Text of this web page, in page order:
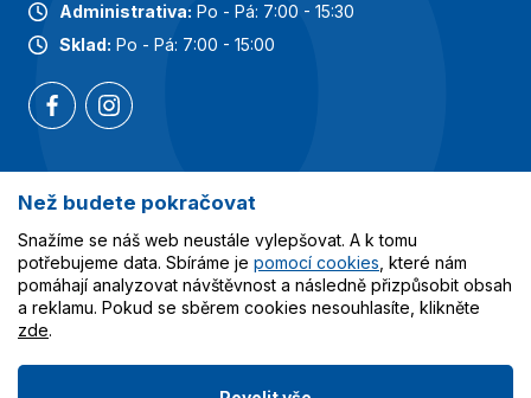
Administrativa: Po - Pá: 7:00 - 15:30
Sklad: Po - Pá: 7:00 - 15:00
Nejoblíbenější kategorie
Služby
Vše o nákupu
Než budete pokračovat
Snažíme se náš web neustále vylepšovat. A k tomu
potřebujeme data. Sbíráme je pomocí cookies , které nám
pomáhají analyzovat návštěvnost a následně přizpůsobit obsah
a reklamu. Pokud se sběrem cookies nesouhlasíte, klikněte
zde.